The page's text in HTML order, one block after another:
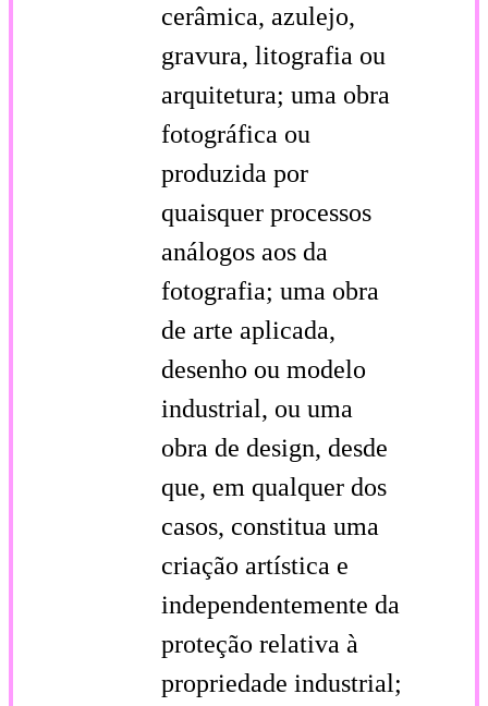
cerâmica, azulejo,
gravura, litografia ou
arquitetura; uma obra
fotográfica ou
produzida por
quaisquer processos
análogos aos da
fotografia; uma obra
de arte aplicada,
desenho ou modelo
industrial, ou uma
obra de design, desde
que, em qualquer dos
casos, constitua uma
criação artística e
independentemente da
proteção relativa à
propriedade industrial;